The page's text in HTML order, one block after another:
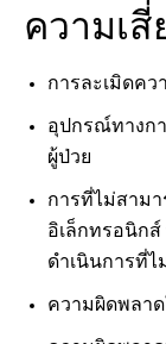
ความเ
การละเมิดค
อุปกรณ์ทางก
ผู้ป่วย
การที่ไม่สาม
อิเล็กทรอนิก
ดำเนินการที่ไ
ความผิดพลา